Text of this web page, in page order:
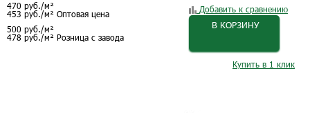
470 руб./м²
453 руб./м² Оптовая цена
500 руб./м²
478 руб./м² Розница с завода
Добавить к сравнению
В КОРЗИНУ
Купить в 1 клик